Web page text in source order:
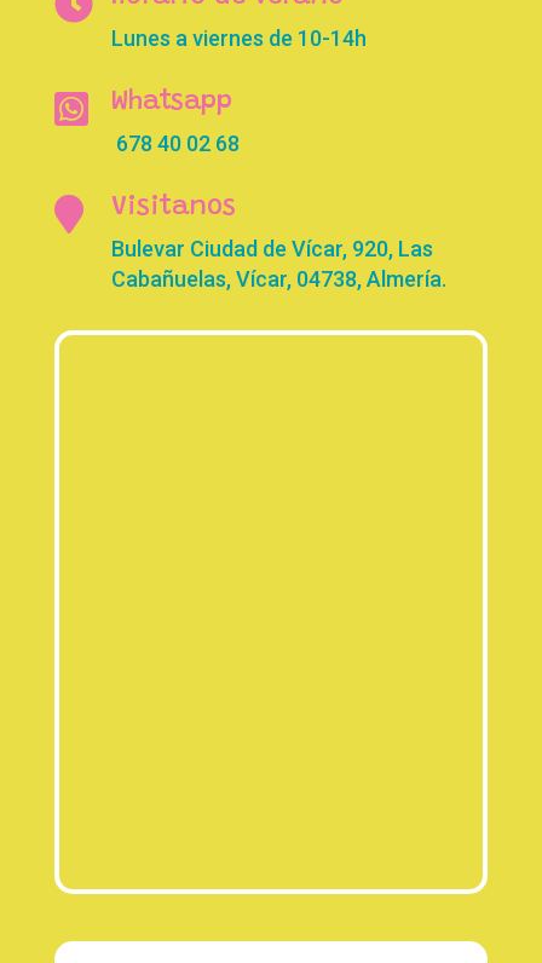
Lunes a viernes de 10-14h
 Whatsapp
678 40 02 68
 Visitanos
Bulevar Ciudad de Vícar, 920, Las
Cabañuelas, Vícar, 04738, Almería.